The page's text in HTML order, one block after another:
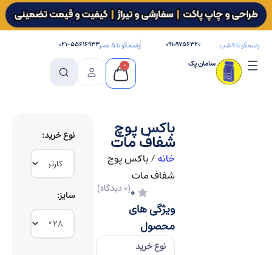
پاسخگو تا ۹ شب ۰۹۱۰۹۷۵۶۳۲۰ پاسخگو تا ۵ عصر ۰۲۱-۵۵۶۱۶۹۳۳
سامان پک 0
باکس پوچ
شفاف مات
خانه/باکس پوچ
شفاف مات
(0 دیدگاه)0
ویژگی های
محصول
نوع خرید
نوع خرید
سایز